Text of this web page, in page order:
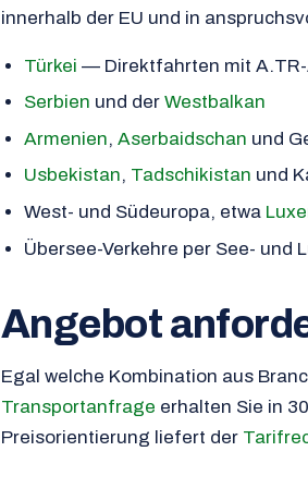
innerhalb der EU und in
Türkei — Direktfahrten mit A.TR-
Serbien und der Westbalkan
Armenien, Aserbaidschan und
Usbekistan, Tadschikistan und
West- und Südeuropa, etwa
Übersee-Verkehre per See- und
Angebot
Egal welche Kombination aus
Transportanfrage erhalten Sie in
Preisorientierung liefert der